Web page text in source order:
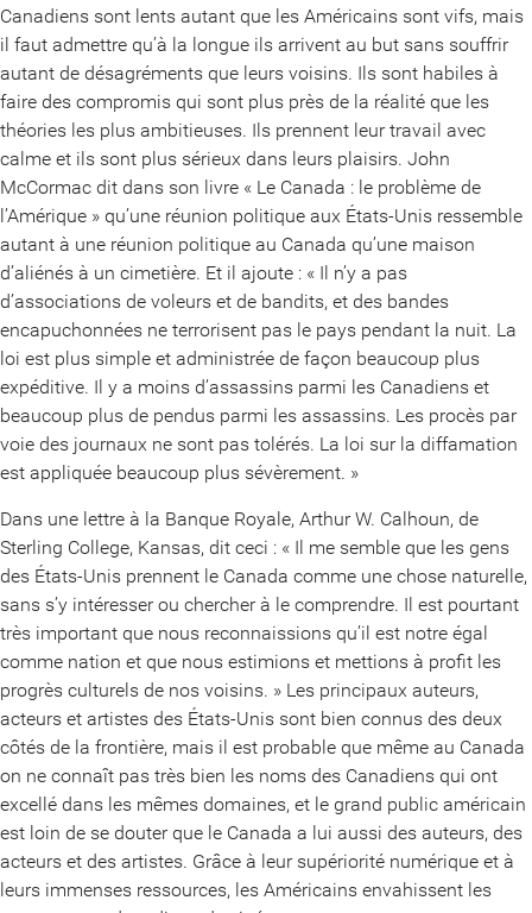
Canadiens sont lents autant que les Américains sont vifs, mais
il faut admettre qu’à la longue ils arrivent au but sans souffrir
autant de désagréments que leurs voisins. Ils sont habiles à
faire des compromis qui sont plus près de la réalité que les
théories les plus ambitieuses. Ils prennent leur travail avec
calme et ils sont plus sérieux dans leurs plaisirs. John
McCormac dit dans son livre « Le Canada : le problème de
l’Amérique » qu’une réunion politique aux États-Unis ressemble
autant à une réunion politique au Canada qu’une maison
d’aliénés à un cimetière. Et il ajoute : « Il n’y a pas
d’associations de voleurs et de bandits, et des bandes
encapuchonnées ne terrorisent pas le pays pendant la nuit. La
loi est plus simple et administrée de façon beaucoup plus
expéditive. Il y a moins d’assassins parmi les Canadiens et
beaucoup plus de pendus parmi les assassins. Les procès par
voie des journaux ne sont pas tolérés. La loi sur la diffamation
est appliquée beaucoup plus sévèrement. »
Dans une lettre à la Banque Royale, Arthur W. Calhoun, de
Sterling College, Kansas, dit ceci : « Il me semble que les gens
des États-Unis prennent le Canada comme une chose naturelle,
sans s’y intéresser ou chercher à le comprendre. Il est pourtant
très important que nous reconnaissions qu’il est notre égal
comme nation et que nous estimions et mettions à profit les
progrès culturels de nos voisins. » Les principaux auteurs,
acteurs et artistes des États-Unis sont bien connus des deux
côtés de la frontière, mais il est probable que même au Canada
on ne connaît pas très bien les noms des Canadiens qui ont
excellé dans les mêmes domaines, et le grand public américain
est loin de se douter que le Canada a lui aussi des auteurs, des
acteurs et des artistes. Grâce à leur supériorité numérique et à
leurs immenses ressources, les Américains envahissent les